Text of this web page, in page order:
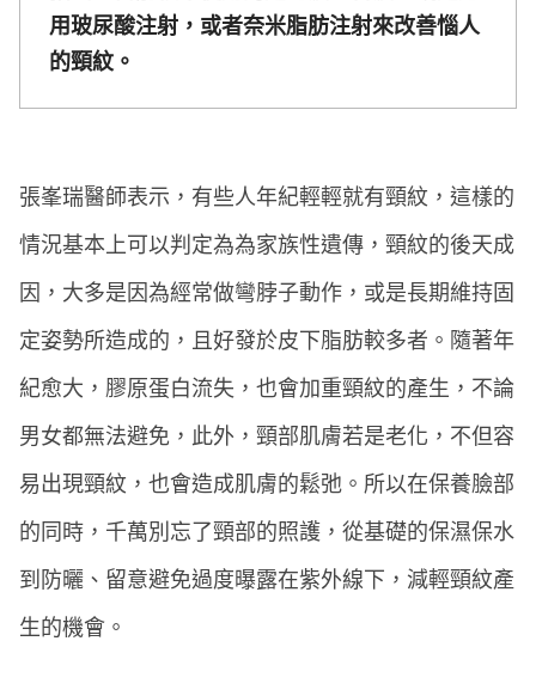
用玻尿酸注射，或者奈米脂肪注射來改善惱人
的頸紋。
張峯瑞醫師表示，有些人年紀輕輕就有頸紋，這樣的
情況基本上可以判定為為家族性遺傳，頸紋的後天成
因，大多是因為經常做彎脖子動作，或是長期維持固
定姿勢所造成的，且好發於皮下脂肪較多者。隨著年
紀愈大，膠原蛋白流失，也會加重頸紋的產生，不論
男女都無法避免，此外，頸部肌膚若是老化，不但容
易出現頸紋，也會造成肌膚的鬆弛。所以在保養臉部
的同時，千萬別忘了頸部的照護，從基礎的保濕保水
到防曬、留意避免過度曝露在紫外線下，減輕頸紋產
生的機會。